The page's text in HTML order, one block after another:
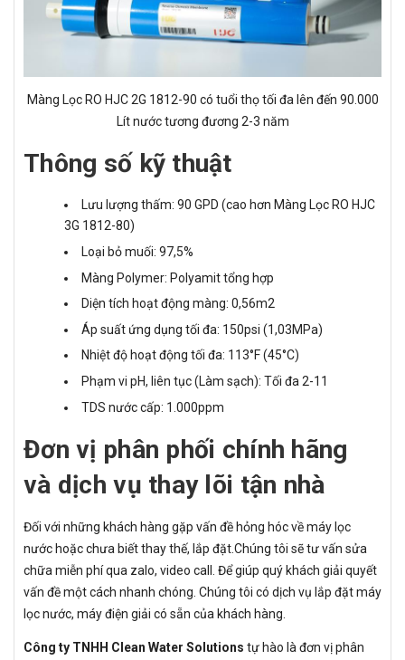
Màng Lọc RO HJC 2G 1812-90 có tuổi thọ tối đa lên đến 90.000
Lít nước tương đương 2-3 năm
Thông số kỹ thuật
Lưu lượng thấm: 90 GPD (cao hơn Màng Lọc RO HJC
3G 1812-80)
Loại bỏ muối: 97,5%
Màng Polymer: Polyamit tổng hợp
Diện tích hoạt động màng: 0,56m2
Áp suất ứng dụng tối đa: 150psi (1,03MPa)
Nhiệt độ hoạt động tối đa: 113°F (45°C)
Phạm vi pH, liên tục (Làm sạch): Tối đa 2-11
TDS nước cấp: 1.000ppm
Đơn vị phân phối chính hãng
và dịch vụ thay lõi tận nhà
Đối với những khách hàng gặp vấn đề hỏng hóc về máy lọc
nước hoặc chưa biết thay thế, lắp đặt.Chúng tôi sẽ tư vấn sửa
chữa miễn phí qua zalo, video call. Để giúp quý khách giải quyết
vấn đề một cách nhanh chóng. Chúng tôi có dịch vụ lắp đặt máy
lọc nước, máy điện giải có sẵn của khách hàng.
Công ty TNHH Clean Water Solutions tự hào là đơn vị phân